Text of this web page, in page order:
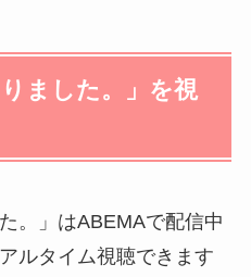
りました。」を視
。」はABEMAで配信中
ルタイム視聴できます